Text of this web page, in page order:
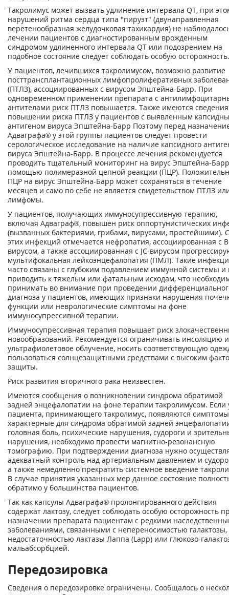
Такролимус может вызвать удлинение интервала QT, при
нарушений ритма сердца типа "пируэт" (двунаправленная
веретенообразная желудочковая тахикардия) не
лечении пациентов с диагностированным врожденным
синдромом удлиненного интервала QT или подозрением на
подобное состояние следует соблюдать особую осторожность.
У пациентов, лечившихся такролимусом, возможно развитие
посттрансплантационных лимфопролиферативных
(ПТЛЗ), ассоциированных с вирусом Эпштейна-Барр. При
одновременном применении препарата с
антителами риск ПТЛЗ повышается. Также имеются
повышении риска ПТЛЗ у пациентов с выявленным
антигеном вируса Эпштейна-Барр Поэтому перед
Адваграфа® у этой группы пациентов следует провести
серологическое исследование на наличие капсидного
вируса Эпштейна-Барр. В процессе лечения рекомендуется
проводить тщательный мониторинг на вирус Эпштейна-
помощью полимеразной цепной реакции (ПЦР).
ПЦР на вирус Эпштейна-Барр может сохраняться в течение
месяцев и само по себе не является свидетельством ПТЛЗ
лимфомы.
У пациентов, получающих иммуносупрессивную терапию,
включая Адваграф®, повышен риск оппортунистических
(вызванных бактериями, грибами, вирусами, простейшими).
этих инфекций отмечается нефропатия, ассоциированная с
вирусом, а также ассоциированная с JC-вирусом
мультифокальная лейкоэнцефалопатия (ПМЛ). Такие
часто связаны с глубоким подавлением иммунной системы и
приводить к тяжелым или фатальным исходам, что
принимать во внимание при проведении
диагноза у пациентов, имеющих признаки нарушения
функции или неврологические симптомы на фоне
иммуносупрессивной терапии.
Иммуносупрессивная терапия повышает риск
новообразований. Рекомендуется ограничивать инсоляцию и
ультрафиолетовое облучение, носить соответствующую
пользоваться солнцезащитными средствами с высоким
защиты.
Риск развития вторичного рака неизвестен.
Имеются сообщения о возникновении синдрома обратимой
задней энцефалопатии на фоне терапии такролимусом. Если
пациента, принимающего такролимус, появляются
характерные для синдрома обратимой задней
головная боль, психические нарушения, судороги и
нарушения, необходимо провести магнитно-резонансную
томографию. При подтверждении диагноза нужно
адекватный контроль над артериальным давлением и
а также немедленно прекратить системное введение
В случае принятия указанных мер данное состояние
обратимо у большинства пациентов.
Так как капсулы Адваграфа® пролонгированного действия
содержат лактозу, следует соблюдать особую осторожность
назначении препарата пациентам с редкими
заболеваниями, связанными с непереносимостью галактозы,
недостаточностью лактазы Лаппа (Lapp) или глюкозо-
мальабсорбцией.
Передозировка
Сведения о передозировке ограничены. Сообщалось о